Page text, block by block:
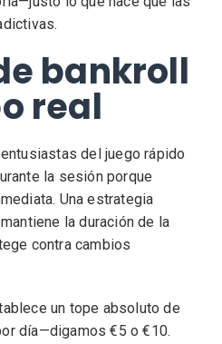
bankroll
real
del juego rápido
la sesión porque
Una estrategia
la duración de la
contra cambios
un tope absoluto de
día—digamos €5 o €10.